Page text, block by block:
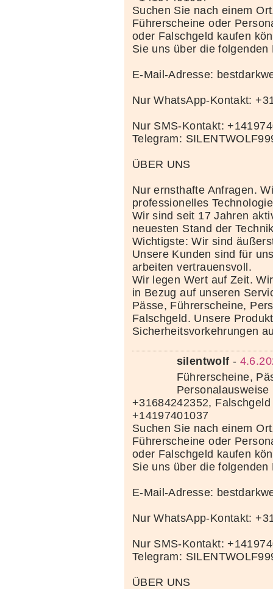
Suchen Sie nach einem
Führerscheine oder
oder Falschgeld kaufen
Sie uns über die folgenden
E-Mail-Adresse:
Nur WhatsApp-Kontakt:
Nur SMS-Kontakt:
Telegram:
ÜBER UNS
Nur ernsthafte Anfragen.
professionelles
Wir sind seit 17 Jahren
neuesten Stand der
Wichtigste: Wir sind
Unsere Kunden sind für
arbeiten vertrauensvoll.
Wir legen Wert auf Zeit.
in Bezug auf unseren
Pässe, Führerscheine,
Falschgeld. Unsere
Sicherheitsvorkehrungen
silentwolf -
Führerscheine,
+31684242352,
+14197401037
Suchen Sie nach einem
Führerscheine oder
oder Falschgeld kaufen
Sie uns über die folgenden
E-Mail-Adresse:
Nur WhatsApp-Kontakt:
Nur SMS-Kontakt:
Telegram:
ÜBER UNS